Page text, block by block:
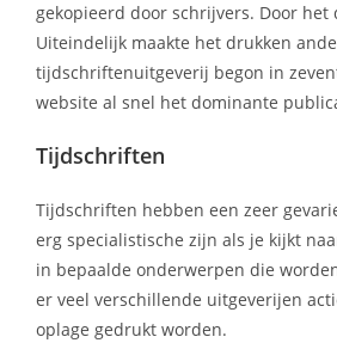
gekopieerd door schrijvers. Door
Uiteindelijk maakte het drukken
tijdschriftenuitgeverij begon in
website al snel het dominante
Tijdschriften
Tijdschriften hebben een zeer
erg specialistische zijn als je kijkt
in bepaalde onderwerpen die
er veel verschillende uitgeverijen
oplage gedrukt worden.